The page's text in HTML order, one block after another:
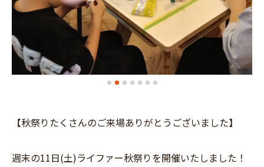
【秋祭りたくさんのご来場ありがとうございました】
週末の11日(土)ライファー秋祭りを開催いたしました！